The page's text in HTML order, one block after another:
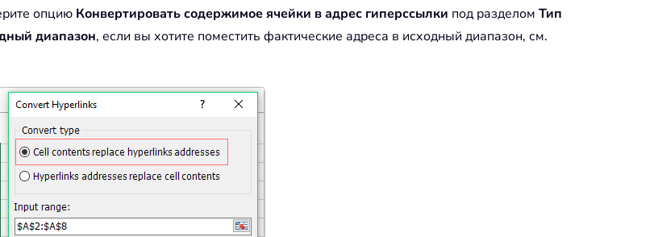
опцию Конвертировать содержимое ячейки в адрес гиперссылки под разделом Тип
диапазон, если вы хотите поместить фактические адреса в исходный диапазон, см.